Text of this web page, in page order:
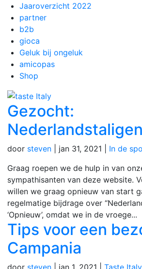
Jaaroverzicht 2022
partner
b2b
gioca
Geluk bij ongeluk
amicopas
Shop
Gezocht:
door steven jan 31, 2021 In de
Graag roepen we de hulp in van
sympathisanten van deze website.
willen we graag opnieuw van start
regelmatige bijdrage over
‘Opnieuw’, omdat we in de vroege...
Tips voor een
Campania
door steven jan 1, 2021
Taste Italy